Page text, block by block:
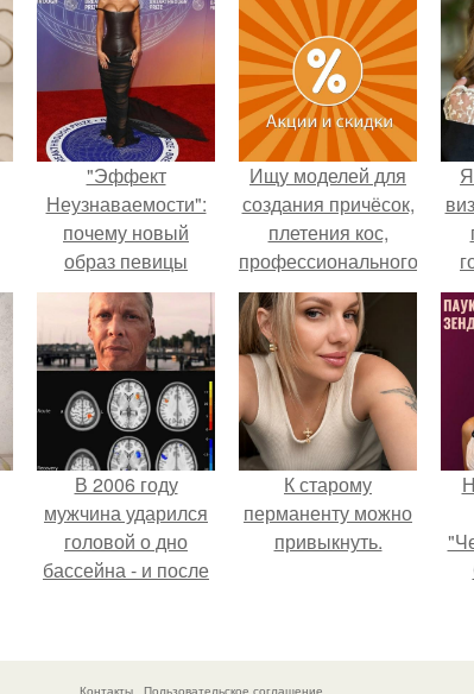
"Эффект
Неузнаваемости":
почему новый
образ певицы
вызвал споры о
гранях
возможного?
Ищу моделей для
создания причёсок,
плетения кос,
профессионального
макияжа
(свадебного,
дневного,
вечернего, для
фотосессии),
детских причёсок?
В 2006 году
мужчина ударился
головой о дно
бассейна - и после
странным образом.
К старому
перманенту можно
привыкнуть.
Контакты Пользовательское соглашение